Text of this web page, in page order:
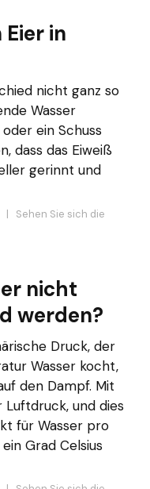
in
nicht ganz so
Wasser
ein Schuss
dass das Eiweiß
gerinnt und
| Sehen Sie sich die
nicht
werden?
Druck, der
Wasser kocht,
den Dampf. Mit
und dies
für Wasser pro
Grad Celsius